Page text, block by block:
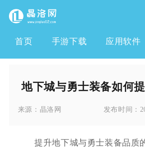
首页 手游下载 应用软件
地下城与勇士装备如何
来源： 晶洛网 发布时间：
提升地下城与勇士装备品质